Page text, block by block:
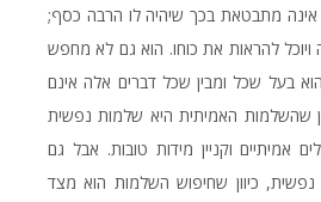
אינה מתבטאת בכך שיהיה לו הרבה כסף;
להראות את כוחו. הוא גם לא מחפש
בעל שכל ומבין שכל דברים אלה אינם
שהשלמות האמיתית היא שלמות נפשית
אמיתיים וקניין מידות טובות. אבל גם
כיוון שחיפוש השלמות הוא מצד